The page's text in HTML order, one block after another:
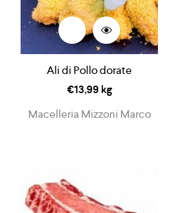
Ali di Pollo dorate
€13,99 kg
Macelleria Mizzoni Marco